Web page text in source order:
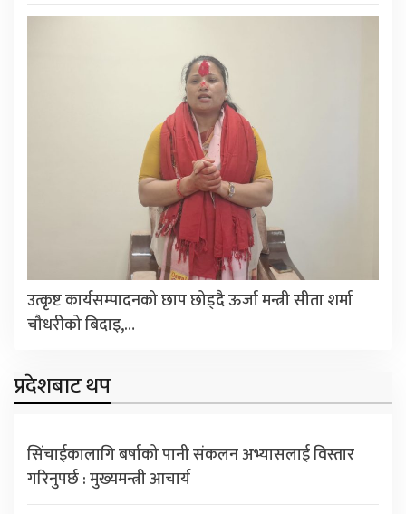
उत्कृष्ट कार्यसम्पादनको छाप छोड्दै ऊर्जा मन्त्री सीता शर्मा
चौधरीको बिदाइ,…
प्रदेशबाट थप
सिंचाईकालागि बर्षाको पानी संकलन अभ्यासलाई विस्तार
गरिनुपर्छ : मुख्यमन्त्री आचार्य